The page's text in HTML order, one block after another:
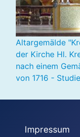
Altargemälde
der Kirche Hl.
nach einem
von 1716 -
Impressum